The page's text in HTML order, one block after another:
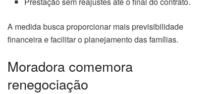
A medida busca proporcionar mais previsibilidade
financeira e facilitar o planejamento das famílias.
Moradora comemora
renegociação